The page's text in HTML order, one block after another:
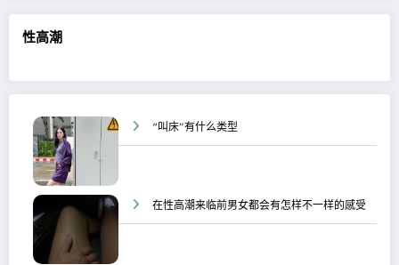
性高潮
“叫床”有什么类型
在性高潮来临前男女都会有怎样不一样的感受